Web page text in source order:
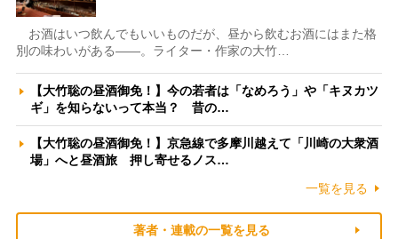
お酒はいつ飲んでもいいものだが、昼から飲むお酒にはまた格
別の味わいがある――。ライター・作家の大竹…
【大竹聡の昼酒御免！】今の若者は「なめろう」や「キヌカツ
ギ」を知らないって本当？ 昔の…
【大竹聡の昼酒御免！】京急線で多摩川越えて「川崎の大衆酒
場」へと昼酒旅 押し寄せるノス…
一覧を見る
著者・連載の一覧を見る